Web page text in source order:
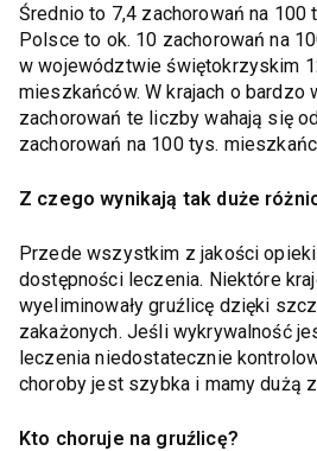
Średnio to 7,4 zachorowań na 100
Polsce to ok. 10 zachorowań na
w województwie świętokrzyskim
mieszkańców. W krajach o
zachorowań te liczby wahają się
zachorowań na 100 tys.
Z czego wynikają tak duże
Przede wszystkim z jakości
dostępności leczenia. Niektóre
wyeliminowały gruźlicę dzięki
zakażonych. Jeśli wykrywalność
leczenia niedostatecznie
choroby jest szybka i mamy dużą
Kto choruje na gruźlicę?